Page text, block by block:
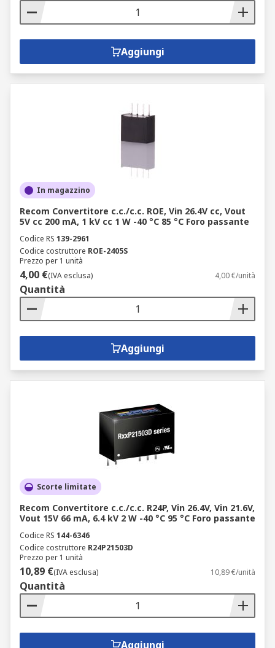
Aggiungi
In magazzino
Recom Convertitore c.c./c.c. ROE, Vin 26.4V cc, Vout
5V cc 200 mA, 1 kV cc 1 W -40 °C 85 °C Foro passante
Codice RS 139-2961
Codice costruttore ROE-2405S
Prezzo per 1 unità
4,00 €(IVA esclusa) 4,00 €/unità
Quantità
Aggiungi
Scorte limitate
Recom Convertitore c.c./c.c. R24P, Vin 26.4V, Vin 21.6V,
Vout 15V 66 mA, 6.4 kV 2 W -40 °C 95 °C Foro passante
Codice RS 144-6346
Codice costruttore R24P21503D
Prezzo per 1 unità
10,89 €(IVA esclusa) 10,89 €/unità
Quantità
Aggiungi